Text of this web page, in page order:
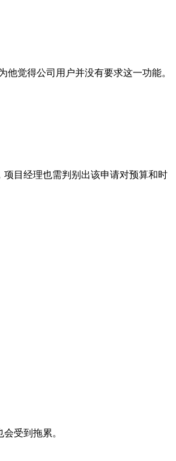
觉得公司用户并没有要求这一功能。
目经理也需判别出该申请对预算和时
受到拖累。